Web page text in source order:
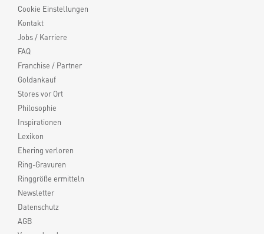
Cookie Einstellungen
Kontakt
Jobs / Karriere
FAQ
Franchise / Partner
Goldankauf
Stores vor Ort
Philosophie
Inspirationen
Lexikon
Ehering verloren
Ring-Gravuren
Ringgröße ermitteln
Newsletter
Datenschutz
AGB